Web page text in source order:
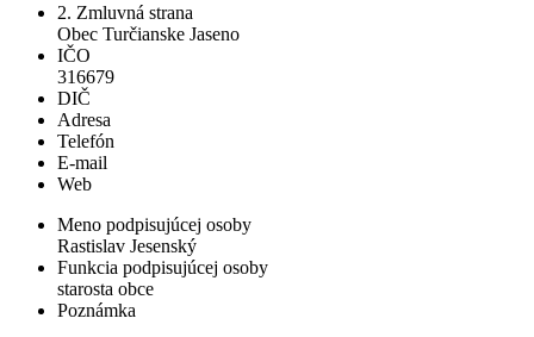
2. Zmluvná strana
Obec Turčianske Jaseno
IČO
316679
DIČ
Adresa
Telefón
E-mail
Web
Meno podpisujúcej osoby
Rastislav Jesenský
Funkcia podpisujúcej osoby
starosta obce
Poznámka